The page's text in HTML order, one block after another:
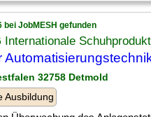
bei JobMESH gefunden
Internationale
32758 Detmold
Ausbildung